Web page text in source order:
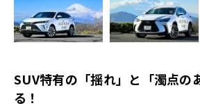
SUV特有の「揺れ」と「濁点の
る！